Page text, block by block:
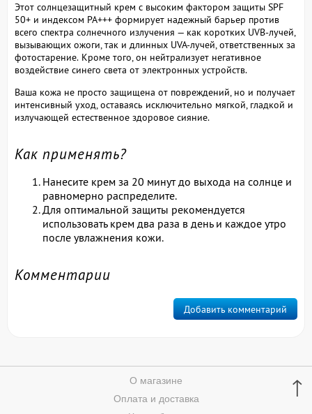
Этот солнцезащитный крем с высоким фактором защиты SPF
50+ и индексом PA+++ формирует надежный барьер против
всего спектра солнечного излучения — как коротких UVB-лучей,
вызывающих ожоги, так и длинных UVA-лучей, ответственных за
фотостарение. Кроме того, он нейтрализует негативное
воздействие синего света от электронных устройств.
Ваша кожа не просто защищена от повреждений, но и получает
интенсивный уход, оставаясь исключительно мягкой, гладкой и
излучающей естественное здоровое сияние.
Как применять?
Нанесите крем за 20 минут до выхода на солнце и
равномерно распределите.
Для оптимальной защиты рекомендуется
использовать крем два раза в день и каждое утро
после увлажнения кожи.
Комментарии
Добавить комментарий
↑
О магазине
Оплата и доставка